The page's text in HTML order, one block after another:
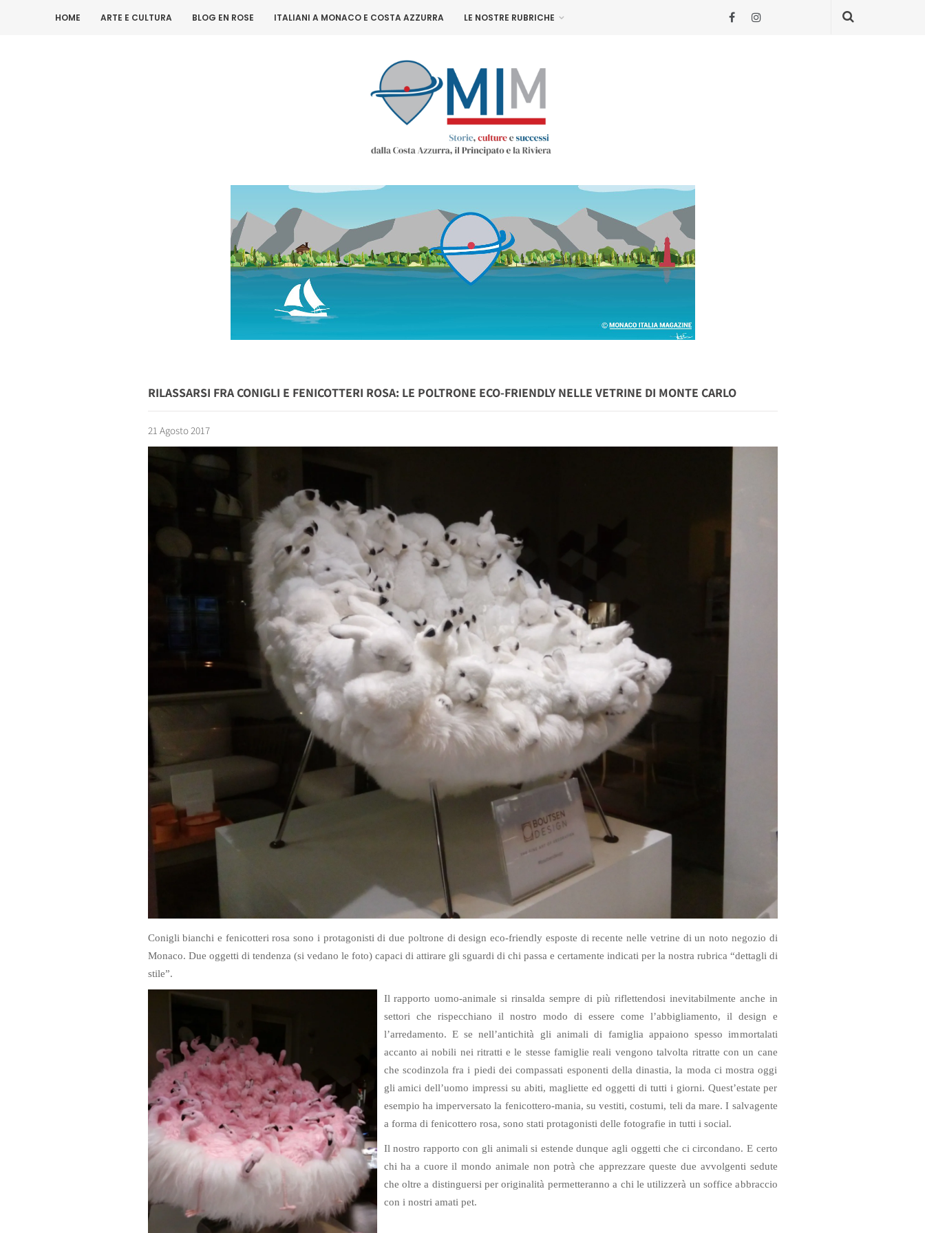
HOME ARTE E CULTURA BLOG EN ROSE ITALIANI A MONACO E COSTA AZZURRA LE NOSTRE RUBRICHE
RILASSARSI FRA CONIGLI E FENICOTTERI ROSA: LE POLTRONE ECO-FRIENDLY NELLE VETRINE DI MONTE CARLO
21 Agosto 2017
Conigli bianchi e fenicotteri rosa sono i protagonisti di due poltrone di design eco-friendly esposte di recente nelle vetrine di un noto negozio di
Monaco. Due oggetti di tendenza (si vedano le foto) capaci di attirare gli sguardi di chi passa e certamente indicati per la nostra rubrica “dettagli di
stile”.
Il rapporto uomo-animale si rinsalda sempre di più riflettendosi inevitabilmente anche in
settori che rispecchiano il nostro modo di essere come l’abbigliamento, il design e
l’arredamento. E se nell’antichità gli animali di famiglia appaiono spesso immortalati
accanto ai nobili nei ritratti e le stesse famiglie reali vengono talvolta ritratte con un cane
che scodinzola fra i piedi dei compassati esponenti della dinastia, la moda ci mostra oggi
gli amici dell’uomo impressi su abiti, magliette ed oggetti di tutti i giorni. Quest’estate per
esempio ha imperversato la fenicottero-mania, su vestiti, costumi, teli da mare. I salvagente
a forma di fenicottero rosa, sono stati protagonisti delle fotografie in tutti i social.
Il nostro rapporto con gli animali si estende dunque agli oggetti che ci circondano. E certo
chi ha a cuore il mondo animale non potrà che apprezzare queste due avvolgenti sedute
che oltre a distinguersi per originalità permetteranno a chi le utilizzerà un soffice abbraccio
con i nostri amati pet.